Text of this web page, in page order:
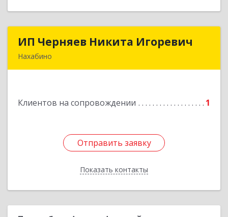
ИП Черняев Никита Игоревич
Нахабино
Клиентов на сопровождении 1
Отправить заявку
Показать контакты
ИП Черняев Никита Игоревич
Отправить заявку
Назад